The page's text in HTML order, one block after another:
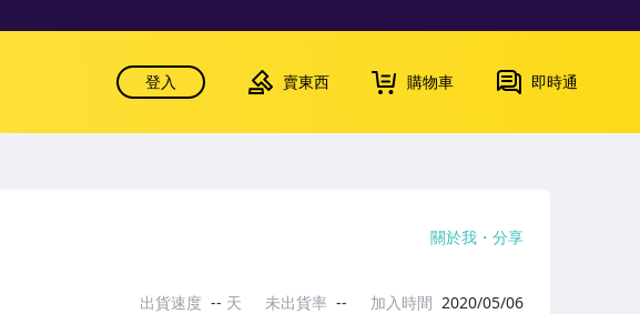
登入 賣東西 購物車 即時通
關於我 分享
出貨速度 -- 天 未出貨率 -- 加入時間 2020/05/06